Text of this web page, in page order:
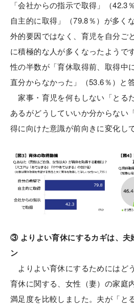
「会社からの指示で取得」（42.3
自主的に取得」（79.8％）が多く
外的要因ではなく、育児を自分ご
に積極的な人が多くなったようで
性の半数が「育休取得前、取得中
直分からなかった」（53.6％）と
家事・育児を何もしない「とる
あるがどうしていいか分からない
得に向けた意識が前向きに変化し
③ よりよい育休にするカギは、夫
ン
よりよい育休にするためにはど
育休に関する、女性（妻）の家庭
満足度を比較しました。夫が「と